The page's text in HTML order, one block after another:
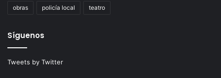
obras policía local teatro
Síguenos
Tweets by Twitter